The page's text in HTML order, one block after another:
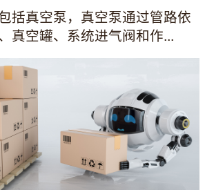
括真空泵，真空泵通过管路依
真空罐、系统进气阀和作...